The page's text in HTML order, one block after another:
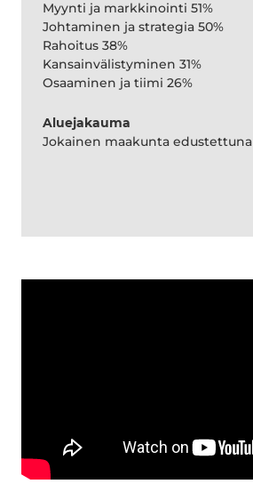
Myynti ja markkinointi 51%
Johtaminen ja strategia 50%
Rahoitus 38%
Kansainvälistyminen 31%
Osaaminen ja tiimi 26%
Aluejakauma
Jokainen maakunta edustettuna